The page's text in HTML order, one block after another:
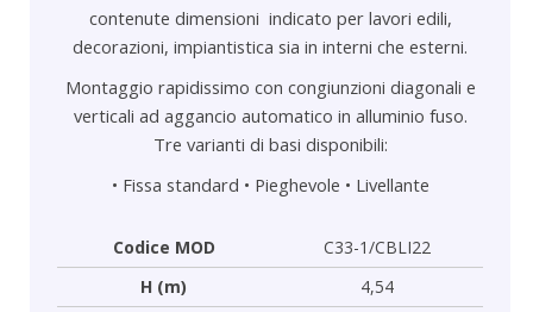
contenute dimensioni indicato per lavori edili,
decorazioni, impiantistica sia in interni che esterni.
Montaggio rapidissimo con congiunzioni diagonali e
verticali ad aggancio automatico in alluminio fuso.
Tre varianti di basi disponibili:
• Fissa standard • Pieghevole • Livellante
Codice MOD
C33-1/CBLI22
H (m)
4,54